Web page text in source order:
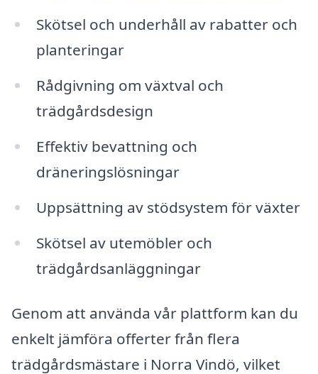
Skötsel och underhåll av rabatter och
planteringar
Rådgivning om växtval och
trädgårdsdesign
Effektiv bevattning och
dräneringslösningar
Uppsättning av stödsystem för växter
Skötsel av utemöbler och
trädgårdsanläggningar
Genom att använda vår plattform kan du
enkelt jämföra offerter från flera
trädgårdsmästare i Norra Vindö, vilket